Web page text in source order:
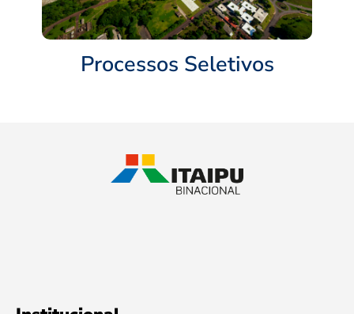
Processos Seletivos